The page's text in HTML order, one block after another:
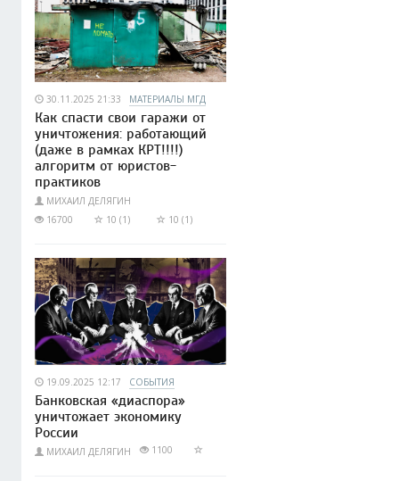
30.11.2025 21:33 МАТЕРИАЛЫ МГД
Как спасти свои гаражи от
уничтожения: работающий
(даже в рамках КРТ!!!!)
алгоритм от юристов-
практиков
МИХАИЛ ДЕЛЯГИН
16700
10 (1) 10 (1)
19.09.2025 12:17 СОБЫТИЯ
Банковская «диаспора»
уничтожает экономику
России
МИХАИЛ ДЕЛЯГИН 1100